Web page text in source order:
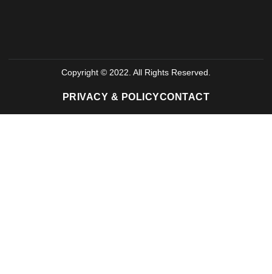
Copyright © 2022. All Rights Reserved.
PRIVACY & POLICYCONTACT